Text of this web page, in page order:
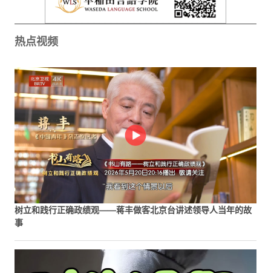
热点视频
树立和践行正确政绩观——蒋丰做客北京台讲述领导人当年的故
事